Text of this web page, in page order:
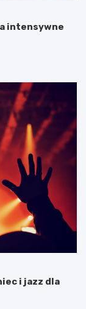
intensywne
i jazz dla